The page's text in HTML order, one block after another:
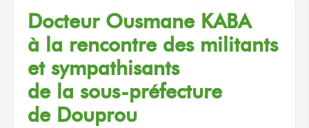
Docteur Ousmane KABA
à la rencontre des militants
et sympathisants
de la sous-préfecture
de Douprou